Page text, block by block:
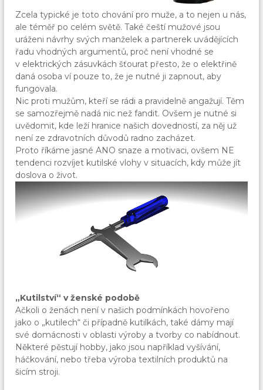
Zcela typické je toto chování pro muže, a to nejen u nás,
ale téměř po celém světě. Také čeští mužové jsou
uráženi návrhy svých manželek a partnerek uvádějících
řadu vhodných argumentů, proč není vhodné se
v elektrických zásuvkách šťourat přesto, že o elektřině
daná osoba ví pouze to, že je nutné ji zapnout, aby
fungovala.
Nic proti mužům, kteří se rádi a pravidelně angažují. Těm
se samozřejmě nadá nic než fandit. Ovšem je nutné si
uvědomit, kde leží hranice našich dovedností, za něj už
není ze zdravotních důvodů radno zacházet.
Proto říkáme jasné ANO snaze a motivaci, ovšem NE
tendenci rozvíjet kutilské vlohy v situacích, kdy může jít
doslova o život.
„Kutilství“ v ženské podobě
Ačkoli o ženách není v našich podmínkách hovořeno
jako o „kutilech“ či případně kutilkách, také dámy mají
své domácnosti v oblasti výroby a tvorby co nabídnout.
Některé pěstují hobby, jako jsou například vyšívání,
háčkování, nebo třeba výroba textilních produktů na
šicím stroji.